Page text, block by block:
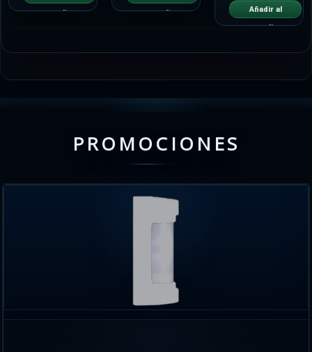
carrito
carrito
Añadir al
carrito
PROMOCIONES